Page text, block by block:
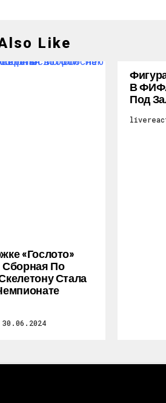
Like
«Гослото»
Сборная По
Стала
30.06.2024
В
Под